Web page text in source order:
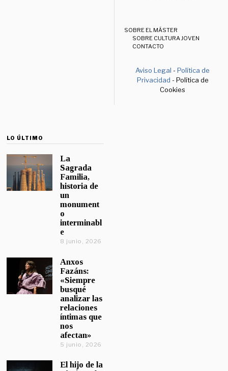
SOBRE EL MÁSTER
SOBRE CULTURA JOVEN
CONTACTO
Aviso Legal -Política de
Privacidad - Política de
Cookies
LO ÚLTIMO
La
Sagrada
Familia,
historia de
un
monument
o
interminabl
e
8 junio, 2026
Anxos
Fazáns:
«Siempre
busqué
analizar las
relaciones
íntimas que
nos
afectan»
5 junio, 2026
El hijo de la